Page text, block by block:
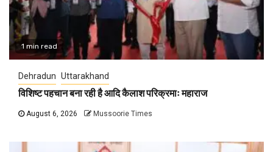
1 min read
Dehradun Uttarakhand
विशिष्ट पहचान बना रही है आदि कैलाश परिक्रमाः महाराज
August 6, 2026 Mussoorie Times